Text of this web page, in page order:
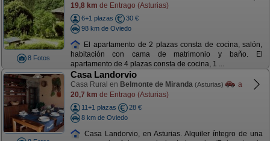
8 Fotos
19,8 km de Entrago (Asturias)
6+1 plazas
30 €
98 km de Oviedo
El apartamento de 2 plazas consta de cocina, salón,
habitación con cama de matrimonio y baño. El
apartamento de 4 plazas consta de cocina, 1 ...
Casa Landorvio
Casa Rural en Belmonte de Miranda (Asturias)
a
20,7 km de Entrago (Asturias)
11+1 plazas
28 €
8 km de Oviedo
Casa Landorvio, en Asturias. Alquiler íntegro de una